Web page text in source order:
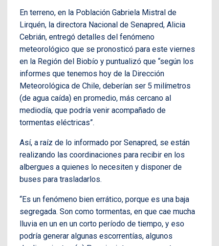
En terreno, en la Población Gabriela Mistral de
Lirquén, la directora Nacional de Senapred, Alicia
Cebrián, entregó detalles del fenómeno
meteorológico que se pronosticó para este viernes
en la Región del Biobío y puntualizó que “según los
informes que tenemos hoy de la Dirección
Meteorológica de Chile, deberían ser 5 milímetros
(de agua caída) en promedio, más cercano al
mediodía, que podría venir acompañado de
tormentas eléctricas”.
Así, a raíz de lo informado por Senapred, se están
realizando las coordinaciones para recibir en los
albergues a quienes lo necesiten y disponer de
buses para trasladarlos.
“Es un fenómeno bien errático, porque es una baja
segregada. Son como tormentas, en que cae mucha
lluvia en un en un corto período de tiempo, y eso
podría generar algunas escorrentías, algunos